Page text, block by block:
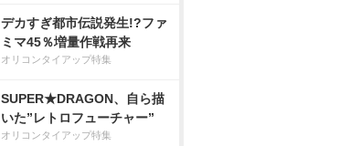
デカすぎ都市伝説発生!?ファ
ミマ45％増量作戦再来
オリコンタイアップ特集
SUPER★DRAGON、自ら描
いた”レトロフューチャー”
オリコンタイアップ特集